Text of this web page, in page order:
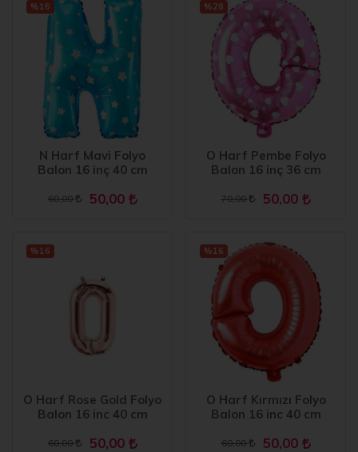
N Harf Mavi Folyo
Balon 16 inç 40 cm
60,00 50,00
%16
O Harf Pembe Folyo
Balon 16 inç 36 cm
70,00 50,00
%28
O Harf Rose Gold Folyo
Balon 16 inc 40 cm
60,00 50,00
%16
O Harf Kırmızı Folyo
Balon 16 inc 40 cm
60,00 50,00
%16